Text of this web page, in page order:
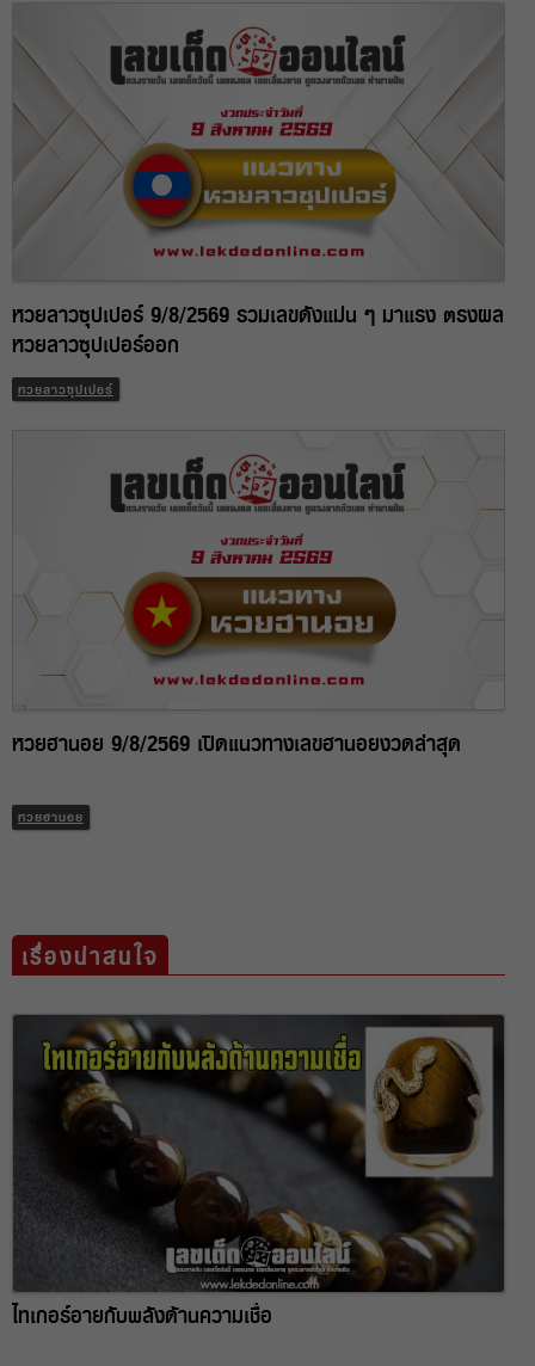
หวยลาวซุปเปอร์ 9/8/2569 รวมเลขดังแม่น ๆ มาแรง ตรงผล
หวยลาวซุปเปอร์ออก
หวยลาวซุปเปอร์
หวยฮานอย 9/8/2569 เปิดแนวทางเลขฮานอยงวดล่าสุด
หวยฮานอย
เรื่องน่าสนใจ
ไทเกอร์อายกับพลังด้านความเชื่อ